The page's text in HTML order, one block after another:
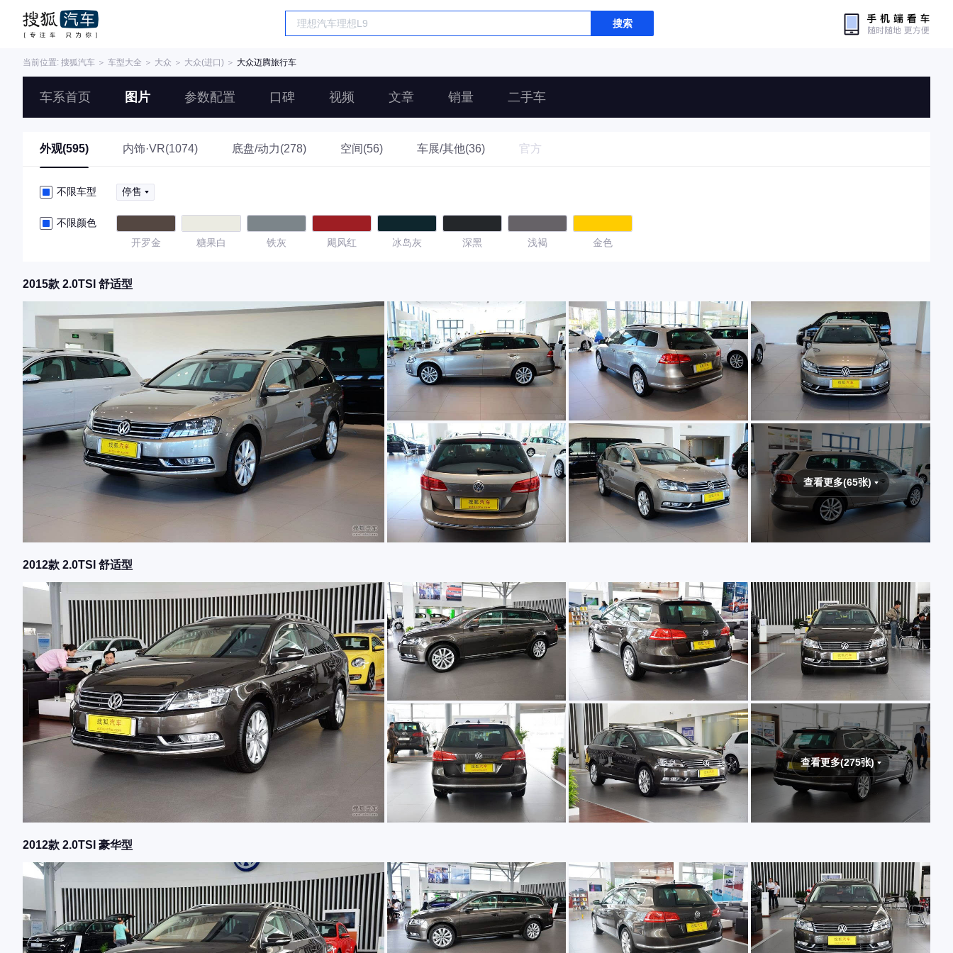
搜索
当前位置: 搜狐汽车 ＞ 车型大全 ＞ 大众 ＞ 大众(进口) ＞ 大众迈腾旅行车
车系首页 图片 参数配置 口碑 视频 文章 销量 二手车
外观(595) 内饰·VR(1074) 底盘/动力(278) 空间(56) 车展/其他(36) 官方
不限车型 停售
不限颜色
开罗金
糖果白 铁灰 飓风红 冰岛灰 深黑 浅褐 金色
2015款 2.0TSI 舒适型
查看更多(65张)
2012款 2.0TSI 舒适型
查看更多(275张)
2012款 2.0TSI 豪华型